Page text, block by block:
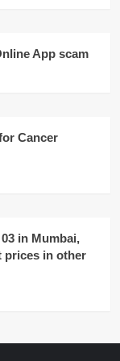
App scam
Cancer
in Mumbai,
prices in other